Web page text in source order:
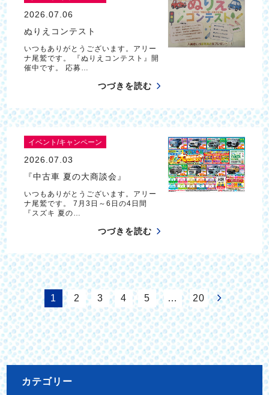
2026.07.06
ぬりえコンテスト
いつもありがとうございます。アリー
ナ尾鷲です。 『ぬりえコンテスト』開
催中です。 応募…
つづきを読む
イベント/キャンペーン
2026.07.03
『中古車 夏の大商談会』
いつもありがとうございます。アリー
ナ尾鷲です。 7月3日～6日の4日間
『スズキ 夏の…
つづきを読む
1 2 3 4 5 … 20
カテゴリー